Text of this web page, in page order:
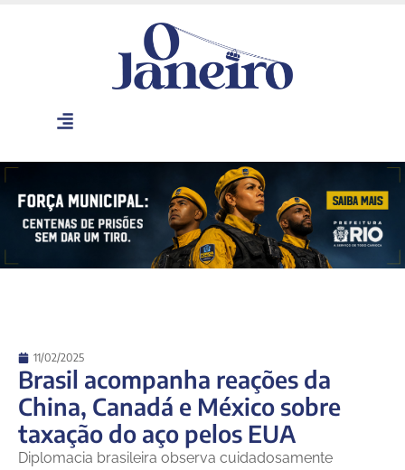
11/02/2025
Brasil acompanha reações da
China, Canadá e México sobre
taxação do aço pelos EUA
Diplomacia brasileira observa cuidadosamente